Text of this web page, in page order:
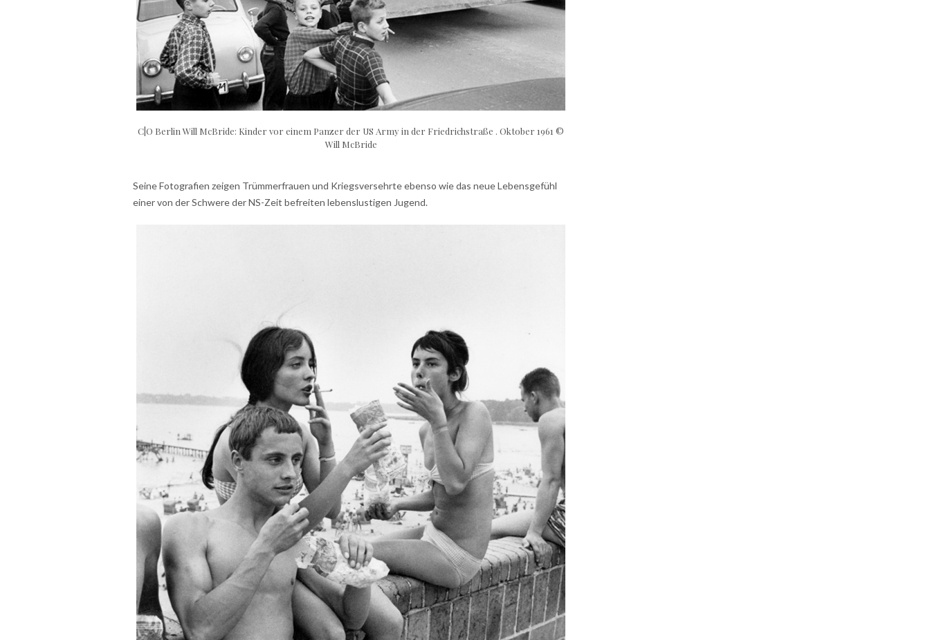
C|O Berlin Will McBride: Kinder vor einem Panzer der US Army in der Friedrichstraße . Oktober 1961 ©
Will McBride
Seine Fotografien zeigen Trümmerfrauen und Kriegsversehrte ebenso wie das neue Lebensgefühl
einer von der Schwere der NS-Zeit befreiten lebenslustigen Jugend.